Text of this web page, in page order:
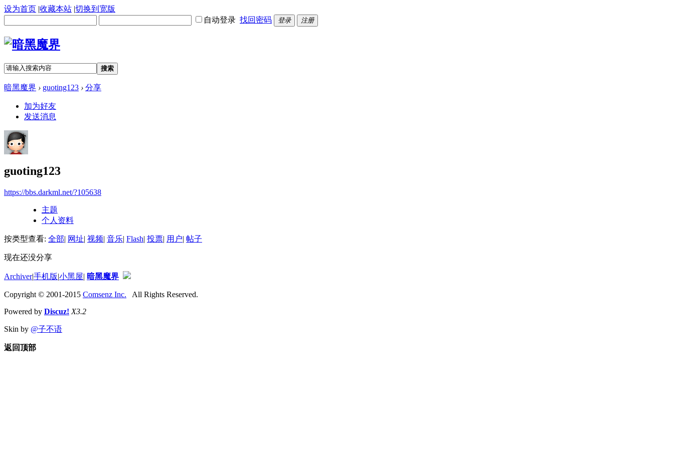
设为首页 |收藏本站 |切换到宽版
自动登录 找回密码 登录 注册
搜索
暗黑魔界 › guoting123 › 分享
加为好友
发送消息
guoting123
https://bbs.darkml.net/?105638
主题
个人资料
按类型查看: 全部| 网址| 视频| 音乐| Flash| 投票| 用户| 帖子
现在还没分享
Archiver|手机版|小黑屋| 暗黑魔界
Copyright © 2001-2015 Comsenz Inc. All Rights Reserved.
Powered by Discuz! X3.2
Skin by @子不语
返回顶部